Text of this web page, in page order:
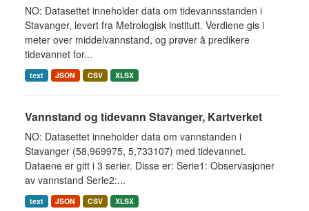
NO: Datasettet inneholder data om tidevannsstanden i
Stavanger, levert fra Metrologisk institutt. Verdiene gis i
meter over middelvannstand, og prøver å predikere
tidevannet for...
text JSON CSV XLSX
Vannstand og tidevann Stavanger, Kartverket
NO: Datasettet inneholder data om vannstanden i
Stavanger (58,969975, 5,733107) med tidevannet.
Dataene er gitt i 3 serier. Disse er: Serie1: Observasjoner
av vannstand Serie2:...
text JSON CSV XLSX